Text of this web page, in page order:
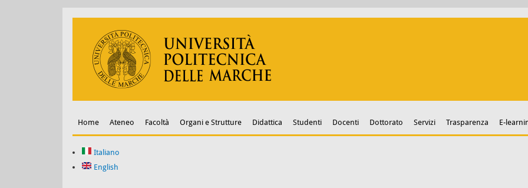
Home Ateneo Facoltà Organi e Strutture Didattica Studenti Docenti Dottorato Servizi Trasparenza E-
Italiano
English